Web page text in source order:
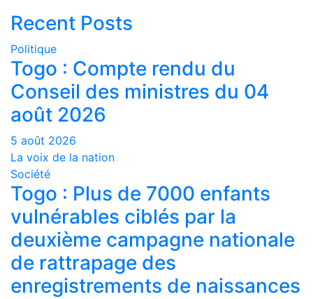
Recent Posts
Politique
Togo : Compte rendu du
Conseil des ministres du 04
août 2026
5 août 2026
La voix de la nation
Société
Togo : Plus de 7000 enfants
vulnérables ciblés par la
deuxième campagne nationale
de rattrapage des
enregistrements de naissances